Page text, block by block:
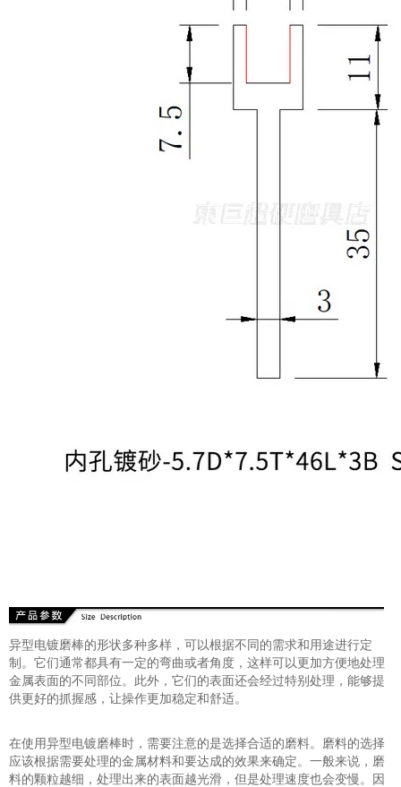
异型电镀磨棒的形状多种多样，可以根据不同的需求和用途进行定
制。它们通常都具有一定的弯曲或者角度，这样可以更加方便地处理
金属表面的不同部位。此外，它们的表面还会经过特别处理，能够提
供更好的抓握感，让操作更加稳定和舒适。
在使用异型电镀磨棒时，需要注意的是选择合适的磨料。磨料的选择
应该根据需要处理的金属材料和要达成的效果来确定。一般来说，磨
料的颗粒越细，处理出来的表面越光滑，但是处理速度也会变慢。因